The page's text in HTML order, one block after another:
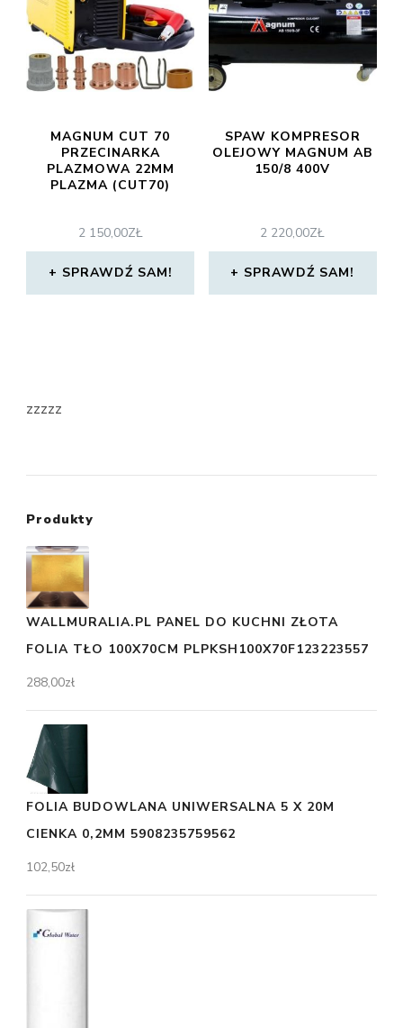
MAGNUM CUT 70
PRZECINARKA
PLAZMOWA 22MM
PLAZMA (CUT70)
2 150,00ZŁ
SPRAWDŹ SAM!
SPAW KOMPRESOR
OLEJOWY MAGNUM AB
150/8 400V
2 220,00ZŁ
SPRAWDŹ SAM!
zzzzz
Produkty
WALLMURALIA.PL PANEL DO KUCHNI ZŁOTA
FOLIA TŁO 100X70CM PLPKSH100X70F123223557
288,00zł
FOLIA BUDOWLANA UNIWERSALNA 5 X 20M
CIENKA 0,2MM 5908235759562
102,50zł